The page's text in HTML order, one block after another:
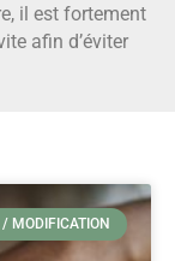
il est fortement
afin d’éviter
MODIFICATION